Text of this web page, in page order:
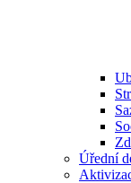
Úřední